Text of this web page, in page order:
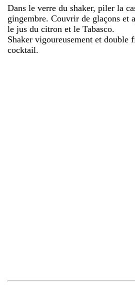
Dans le verre du shaker, piler la
gingembre. Couvrir de glaçons et
le jus du citron et le Tabasco.
Shaker vigoureusement et double
cocktail.